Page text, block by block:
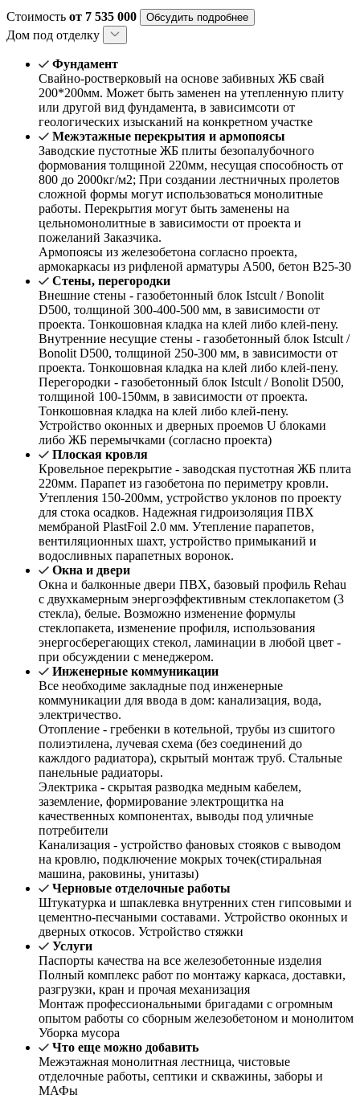
Стоимость от 7 535 000 Обсудить подробнее
Дом под отделку
Фундамент
Свайно-ростверковый на основе забивных ЖБ свай
200*200мм. Может быть заменен на утепленную плиту
или другой вид фундамента, в зависимсоти от
геологических изысканий на конкретном участке
Межэтажные перекрытия и армопоясы
Заводские пустотные ЖБ плиты безопалубочного
формования толщиной 220мм, несущая способность от
800 до 2000кг/м2; При создании лестничных пролетов
сложной формы могут использоваться монолитные
работы. Перекрытия могут быть заменены на
цельномонолитные в зависимости от проекта и
пожеланий Заказчика.
Армопоясы из железобетона согласно проекта,
армокаркасы из рифленой арматуры А500, бетон В25-30
Стены, перегородки
Внешние стены - газобетонный блок Istcult / Bonolit
D500, толщиной 300-400-500 мм, в зависимости от
проекта. Тонкошовная кладка на клей либо клей-пену.
Внутренние несущие стены - газобетонный блок Istcult /
Bonolit D500, толщиной 250-300 мм, в зависимости от
проекта. Тонкошовная кладка на клей либо клей-пену.
Перегородки - газобетонный блок Istcult / Bonolit D500,
толщиной 100-150мм, в зависимости от проекта.
Тонкошовная кладка на клей либо клей-пену.
Устройство оконных и дверных проемов U блоками
либо ЖБ перемычками (согласно проекта)
Плоская кровля
Кровельное перекрытие - заводская пустотная ЖБ плита
220мм. Парапет из газобетона по периметру кровли.
Утепления 150-200мм, устройство уклонов по проекту
для стока осадков. Надежная гидроизоляция ПВХ
мембраной PlastFoil 2.0 мм. Утепление парапетов,
вентиляционных шахт, устройство примыканий и
водосливных парапетных воронок.
Окна и двери
Окна и балконные двери ПВХ, базовый профиль Rehau
с двухкамерным энергоэффективным стеклопакетом (3
стекла), белые. Возможно изменение формулы
стеклопакета, изменение профиля, использования
энергосберегающих стекол, ламинации в любой цвет -
при обсуждении с менеджером.
Инженерные коммуникации
Все необходиме закладные под инженерные
коммуникации для ввода в дом: канализация, вода,
электричество.
Отопление - гребенки в котельной, трубы из сшитого
полиэтилена, лучевая схема (без соединений до
кажлдого радиатора), скрытый монтаж труб. Стальные
панельные радиаторы.
Электрика - скрытая разводка медным кабелем,
заземление, формирование электрощитка на
качественных компонентах, выводы под уличные
потребители
Канализация - устройство фановых стояков с выводом
на кровлю, подключение мокрых точек(стиральная
машина, раковины, унитазы)
Черновые отделочные работы
Штукатурка и шпаклевка внутренних стен гипсовыми и
цементно-песчаными составами. Устройство оконных и
дверных откосов. Устройство стяжки
Услуги
Паспорты качества на все железобетонные изделия
Полный комплекс работ по монтажу каркаса, доставки,
разгрузки, кран и прочая механизация
Монтаж профессиональными бригадами с огромным
опытом работы со сборным железобетоном и монолитом
Уборка мусора
Что еще можно добавить
Межэтажная монолитная лестница, чистовые
отделочные работы, септики и скважины, заборы и
МАФы